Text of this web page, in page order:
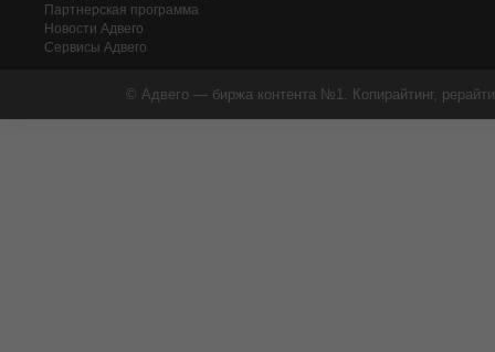
Партнерская программа
Новости Адвего
Сервисы Адвего
© Адвего — биржа контента №1. Копирайтинг,